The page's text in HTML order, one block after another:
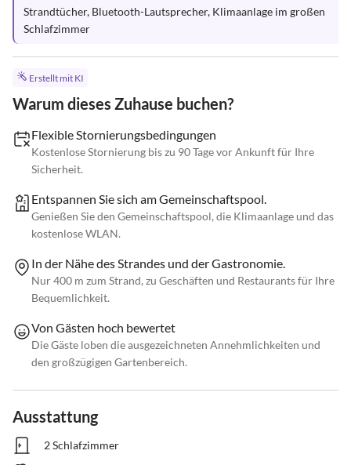
Strandtücher, Bluetooth-Lautsprecher, Klimaanlage im großen
Schlafzimmer
Erstellt mit KI
Warum dieses Zuhause buchen?
Flexible Stornierungsbedingungen
Kostenlose Stornierung bis zu 90 Tage vor Ankunft für Ihre
Sicherheit.
Entspannen Sie sich am Gemeinschaftspool.
Genießen Sie den Gemeinschaftspool, die Klimaanlage und das
kostenlose WLAN.
In der Nähe des Strandes und der Gastronomie.
Nur 400 m zum Strand, zu Geschäften und Restaurants für Ihre
Bequemlichkeit.
Von Gästen hoch bewertet
Die Gäste loben die ausgezeichneten Annehmlichkeiten und
den großzügigen Gartenbereich.
Ausstattung
2 Schlafzimmer